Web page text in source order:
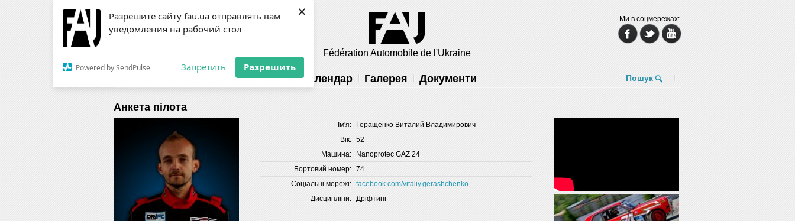
Разрешите сайту fau.ua отправлять вам
уведомления на рабочий стол
Powered by SendPulse Запретить Разрешить
×
ЗМІ RSS Пілоти
Fédération Automobile de l'Ukraine
Ми в соцмережах:
Діяльність Календар Галерея Документи Пошук
Анкета пілота
Ім'я:
Геращенко Виталий Владимирович
Вік: 52
Машина:
Nanoprotec GAZ 24
Бортовий номер: 74
Соціальні мережі: facebook.com/vitaliy.gerashchenko
Дисципліни: Дріфтинг